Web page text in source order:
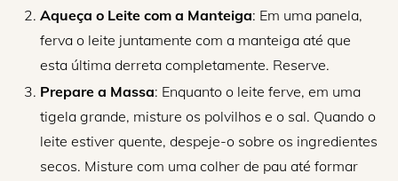
Aqueça o Leite com a Manteiga: Em uma panela,
ferva o leite juntamente com a manteiga até que
esta última derreta completamente. Reserve.
Prepare a Massa: Enquanto o leite ferve, em uma
tigela grande, misture os polvilhos e o sal. Quando o
leite estiver quente, despeje-o sobre os ingredientes
secos. Misture com uma colher de pau até formar